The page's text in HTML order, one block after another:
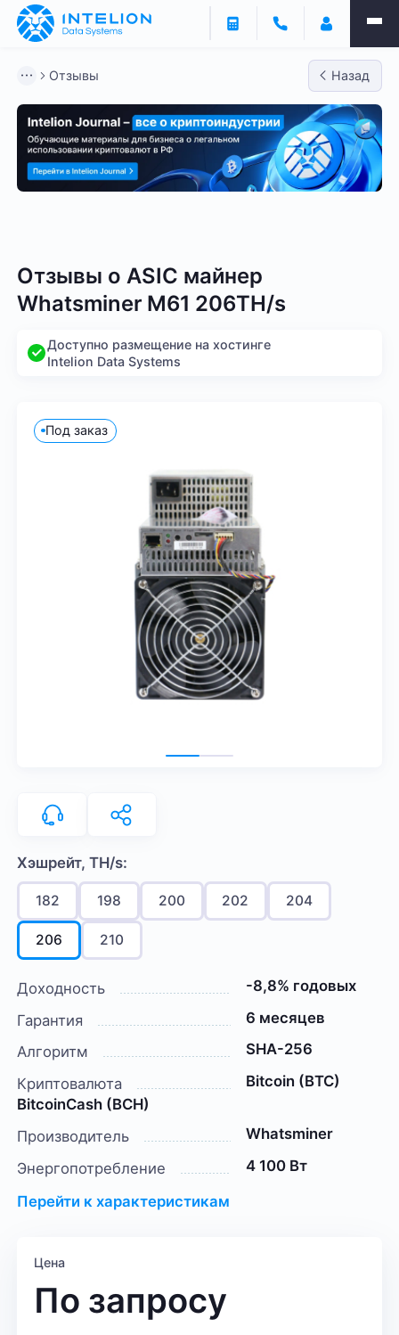
Отзывы Назад
Отзывы о ASIC майнер
Whatsminer M61 206TH/s
Доступно размещение на хостинге
Intelion Data Systems
Под заказ
Хэшрейт, TH/s:
182 198 200 202 204
206 210
Доходность
-8,8% годовых
Гарантия
6 месяцев
Алгоритм
SHA-256
Криптовалюта
Bitcoin (BTC)
BitcoinCash (BCH)
Производитель
Whatsminer
Энергопотребление
4 100 Вт
Перейти к характеристикам
Цена
По запросу